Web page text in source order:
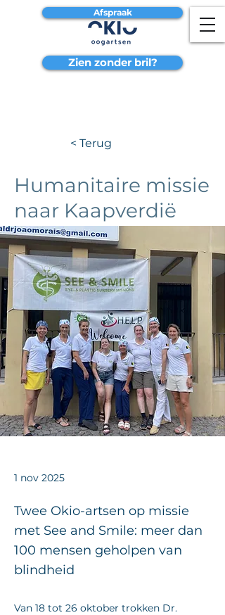
Afspraak
Zien zonder bril?
< Terug
Humanitaire missie
naar Kaapverdië
1 nov 2025
Twee Okio-artsen op missie
met See and Smile: meer dan
100 mensen geholpen van
blindheid
Van 18 tot 26 oktober trokken Dr.